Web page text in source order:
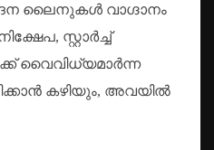
ലൈനുകൾ വാഗ്ദാനം
സ്റ്റാർച്ച്
വൈവിധ്യമാർന്ന
കഴിയും, അവയിൽ